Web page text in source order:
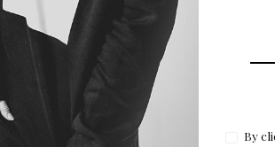
By
Startup Incubation (6 months)
www.purwadhika.com